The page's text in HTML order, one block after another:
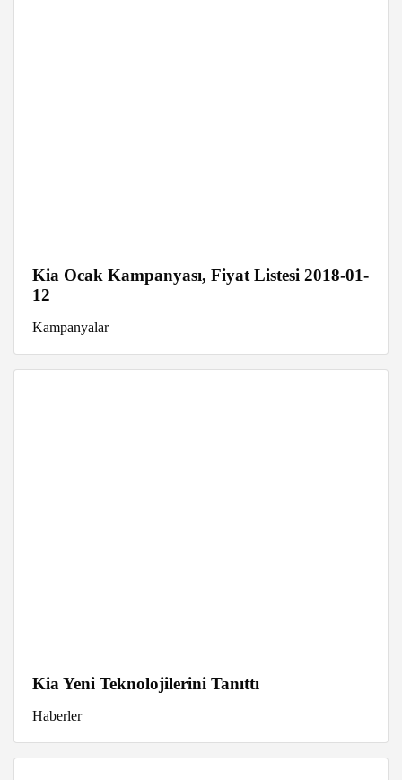
Kia Ocak Kampanyası, Fiyat Listesi 2018-01-
12
Kampanyalar
Kia Yeni Teknolojilerini Tanıttı
Haberler